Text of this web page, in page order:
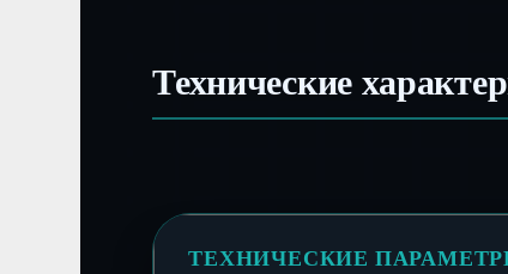
Технические
ТЕХНИЧЕСКИЕ